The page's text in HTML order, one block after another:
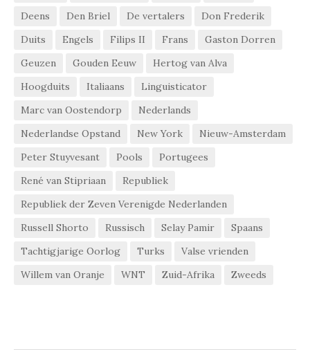
Deens
Den Briel De vertalers
Don Frederik
Duits
Engels Filips II Frans
Gaston Dorren
Geuzen
Gouden Eeuw
Hertog van Alva
Hoogduits
Italiaans
Linguisticator
Marc van Oostendorp
Nederlands
Nederlandse Opstand
New York
Nieuw-Amsterdam
Peter Stuyvesant
Pools
Portugees
René van Stipriaan
Republiek
Republiek der Zeven Verenigde Nederlanden
Russell Shorto
Russisch Selay Pamir
Spaans
Tachtigjarige Oorlog
Turks
Valse vrienden
Willem van Oranje
WNT Zuid-Afrika Zweeds